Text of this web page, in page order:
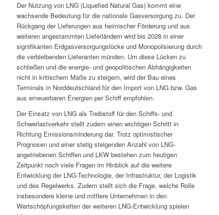
Der Nutzung von LNG (Liquefied Natural Gas) kommt eine
wachsende Bedeutung für die nationale Gasversorgung zu. Der
Rückgang der Lieferungen aus heimischer Förderung und aus
weiteren angestammten Lieferländern wird bis 2028 in einer
signifikanten Erdgasversorgungslücke und Monopolisierung durch
die verbleibenden Lieferanten münden. Um diese Lücken zu
schließen und die energie- und geopolitischen Abhängigkeiten
nicht in kritischem Maße zu steigern, wird der Bau eines
Terminals in Norddeutschland für den Import von LNG bzw. Gas
aus erneuerbaren Energien per Schiff empfohlen.
Der Einsatz von LNG als Treibstoff für den Schiffs- und
Schwerlastverkehr stellt zudem einen wichtigen Schritt in
Richtung Emissionsminderung dar. Trotz optimistischer
Prognosen und einer stetig steigenden Anzahl von LNG-
angetriebenen Schiffen und LKW bestehen zum heutigen
Zeitpunkt noch viele Fragen im Hinblick auf die weitere
Entwicklung der LNG-Technologie, der Infrastruktur, der Logistik
und des Regelwerks. Zudem stellt sich die Frage, welche Rolle
insbesondere kleine und mittlere Unternehmen in den
Wertschöpfungsketten der weiteren LNG-Entwicklung spielen